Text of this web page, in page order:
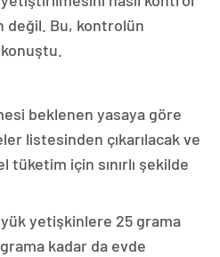
değil. Bu, kontrolün
beklenen yasaya göre
listesinden çıkarılacak ve
tüketim için sınırlı şekilde
yetişkinlere 25 grama
kadar da evde